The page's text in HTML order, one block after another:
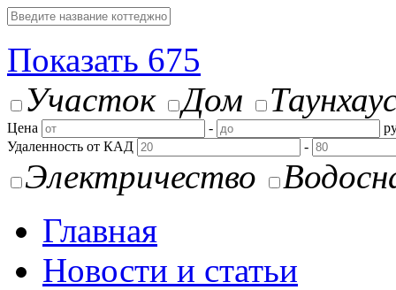
Показать 675
Участок
Дом
Цена -
Удаленность от КАД
-
Электричество
Главная
Новости и статьи